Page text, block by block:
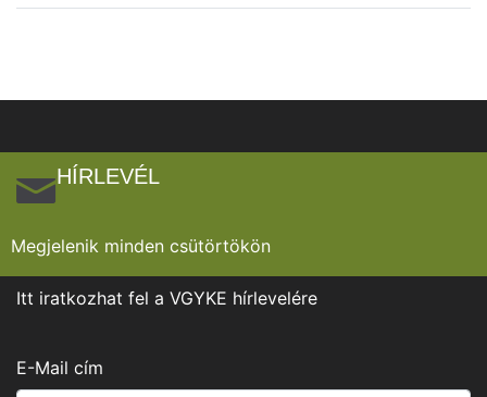
HÍRLEVÉL
Megjelenik minden csütörtökön
Itt iratkozhat fel a VGYKE hírlevelére
E-Mail cím